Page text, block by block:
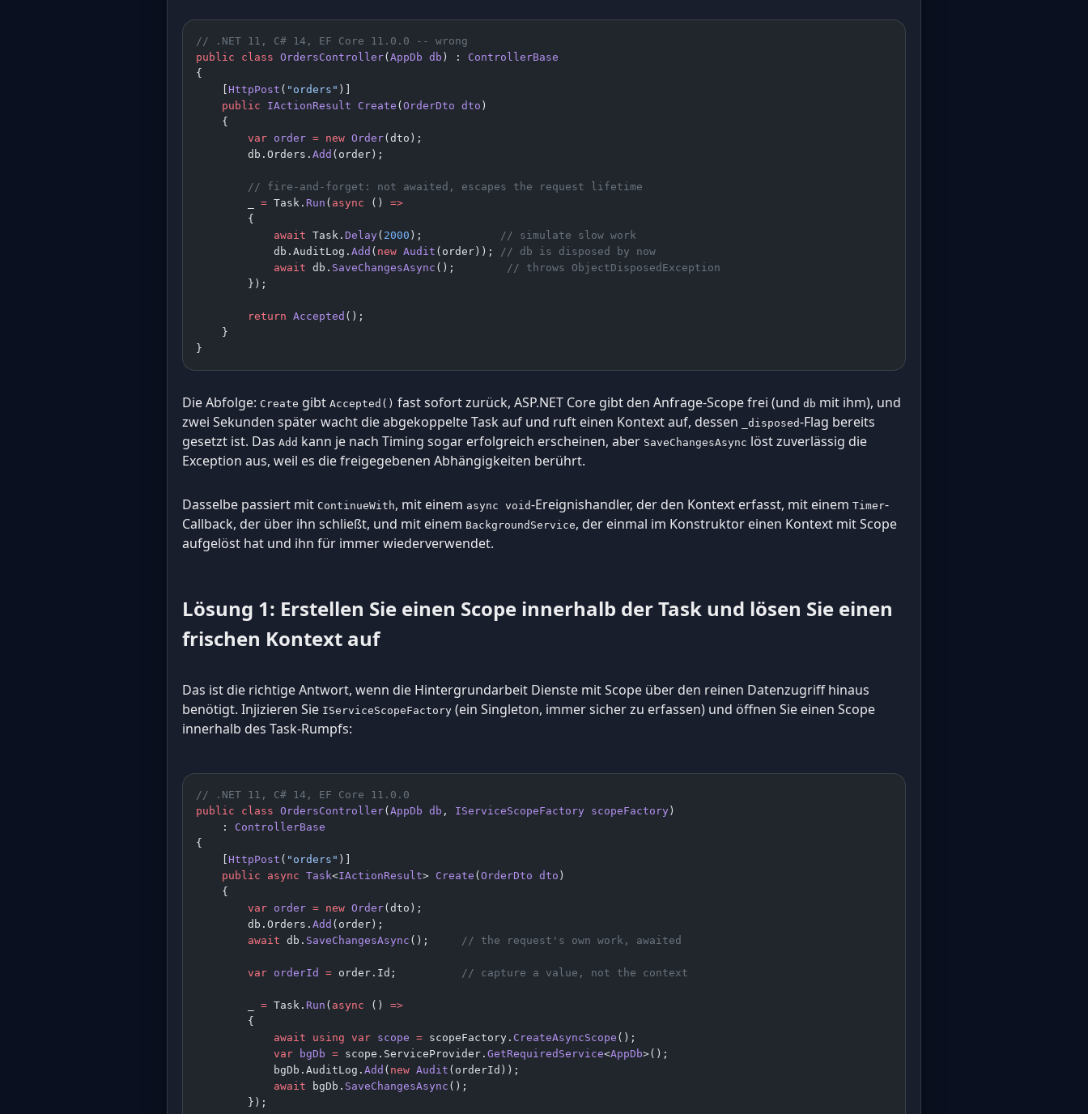
// .NET 11, C# 14, EF Core 11.0.0 -- wrong
public class OrdersController(AppDb db ) : ControllerBase
{
    [
HttpPost ( "orders" )]
    public
IActionResult Create (OrderDto dto )
    {
        var
order = new Order(dto);
        db.Orders.
Add (order);
        // fire-and-forget: not awaited, escapes the request lifetime
= Task. Run ( async () =>
        {
            await
Task. Delay( 2000 );
// simulate slow work
            db.AuditLog.
Add ( new Audit (order));
// db is disposed by now
            await
db. SaveChangesAsync ();
// throws ObjectDisposedException
        });
        return
Accepted ();
    }
}
Die Abfolge: Create gibt Accepted() fast sofort zurück, ASP.NET Core gibt den Anfrage-Scope frei (und db mit ihm), und
zwei Sekunden später wacht die abgekoppelte Task auf und ruft einen Kontext auf, dessen
_disposed-Flag bereits
gesetzt ist. Das Add kann je nach Timing sogar erfolgreich erscheinen, aber SaveChangesAsync löst zuverlässig die
Exception aus, weil es die freigegebenen Abhängigkeiten berührt.
Dasselbe passiert mit ContinueWith, mit einem async void-Ereignishandler, der den Kontext erfasst, mit einem Timer-
Callback, der über ihn schließt, und mit einem BackgroundService, der einmal im Konstruktor einen Kontext mit Scope
aufgelöst hat und ihn für immer wiederverwendet.
Lösung 1: Erstellen Sie einen Scope innerhalb der Task und lösen Sie einen
frischen Kontext auf
Das ist die richtige Antwort, wenn die Hintergrundarbeit Dienste mit Scope über den reinen Datenzugriff hinaus
benötigt. Injizieren Sie IServiceScopeFactory (ein Singleton, immer sicher zu erfassen) und öffnen Sie einen Scope
innerhalb des Task-Rumpfs:
// .NET 11, C# 14, EF Core 11.0.0
public class OrdersController( AppDb db , IServiceScopeFactory scopeFactory )
    :
ControllerBase
{
HttpPost ( "orders" )]
    public
async Task<IActionResult> Create ( OrderDto dto )
    {
        var
order = new Order(dto);
        db.Orders.
Add (order);
        await
db. SaveChangesAsync (); // the request's own work, awaited
        var
orderId = order.Id; // capture a value, not the context
= Task. Run ( async () =>
        {
            await
using var scope = scopeFactory. CreateAsyncScope ();
            var
bgDb = scope.ServiceProvider. GetRequiredService<AppDb>();
            bgDb.AuditLog.
Add ( new Audit (orderId));
            await
bgDb. SaveChangesAsync ();
        });